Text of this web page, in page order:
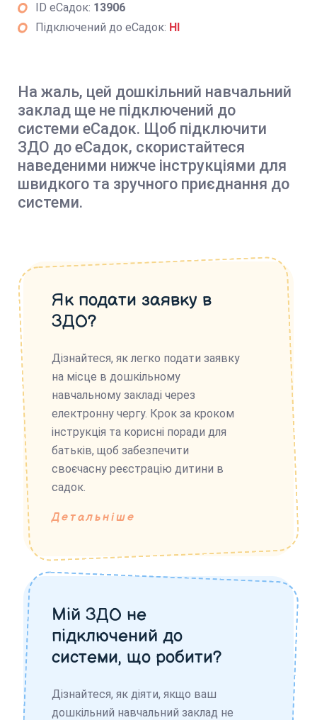
ID еСадок: 13906
Підключений до еСадок: НІ
На жаль, цей дошкільний навчальний
заклад ще не підключений до
системи еСадок. Щоб підключити
ЗДО до еСадок, скористайтеся
наведеними нижче інструкціями для
швидкого та зручного приєднання до
системи.
Як подати заявку в
ЗДО?
Дізнайтеся, як легко подати заявку
на місце в дошкільному
навчальному закладі через
електронну чергу. Крок за кроком
інструкція та корисні поради для
батьків, щоб забезпечити
своєчасну реєстрацію дитини в
садок.
Детальніше
Мій ЗДО не
підключений до
системи, що робити?
Дізнайтеся, як діяти, якщо ваш
дошкільний навчальний заклад не